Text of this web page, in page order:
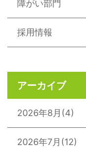
障がい部門
採用情報
アーカイブ
2026年8月 (4)
2026年7月 (12)